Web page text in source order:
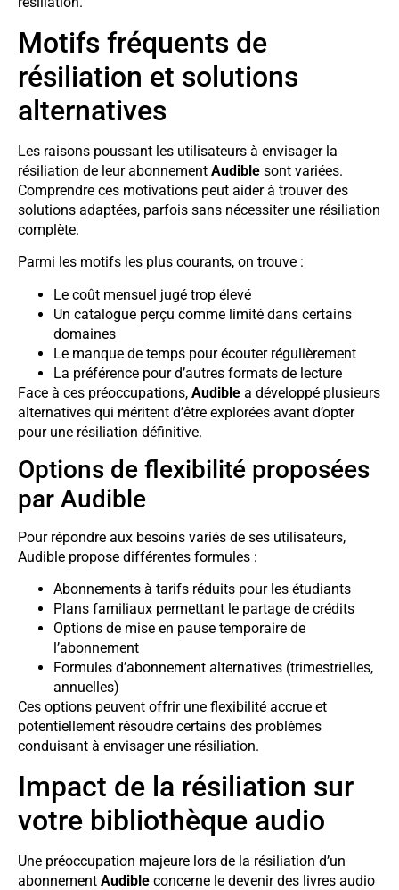
Motifs fréquents de
résiliation et solutions
alternatives
Les raisons poussant les utilisateurs à envisager la
résiliation de leur abonnement Audible sont variées.
Comprendre ces motivations peut aider à trouver des
solutions adaptées, parfois sans nécessiter une résiliation
complète.
Parmi les motifs les plus courants, on trouve :
Le coût mensuel jugé trop élevé
Un catalogue perçu comme limité dans certains
domaines
Le manque de temps pour écouter régulièrement
La préférence pour d’autres formats de lecture
Face à ces préoccupations, Audible a développé plusieurs
alternatives qui méritent d’être explorées avant d’opter
pour une résiliation définitive.
Options de flexibilité proposées
par Audible
Pour répondre aux besoins variés de ses utilisateurs,
Audible propose différentes formules :
Abonnements à tarifs réduits pour les étudiants
Plans familiaux permettant le partage de crédits
Options de mise en pause temporaire de
l’abonnement
Formules d’abonnement alternatives (trimestrielles,
annuelles)
Ces options peuvent offrir une flexibilité accrue et
potentiellement résoudre certains des problèmes
conduisant à envisager une résiliation.
Impact de la résiliation sur
votre bibliothèque audio
Une préoccupation majeure lors de la résiliation d’un
abonnement Audible concerne le devenir des livres audio